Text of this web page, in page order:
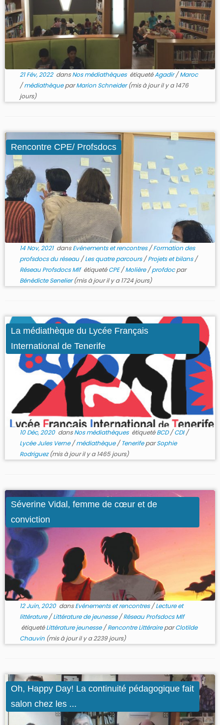
21 Fév, 2022dansNos médiathèques étiquetéAgadir/Maroc
/médiathèqueparMarion Schneider(mis à jour il y a 1476
jours)
Rencontre CPE/ Profsdocs
14 Nov, 2021dansEvénements et rencontres/Formation des
profsdocs du réseau/Les quatre parcours/Projets et bilans/
Réseau Profsdocs Mlf étiquetéCPE/Molière/profdocpar
Bénédicte Senelier(mis à jour il y a 1724 jours)
La médiathèque du Lycée Français
International de Tenerife
10 Déc, 2020dansNos médiathèques étiquetéBCD/CDI/
Lycée Jules Verne/médiathèque/TenerifeparSophie
Rodriguez(mis à jour il y a 1465 jours)
Séverine Vidal, femme de cœur et de
conviction
12 Juin, 2020dansEvénements et rencontres/Lecture et
littérature/Littérature de jeunesse/Réseau Profsdocs Mlf
étiquetéLittérature jeunesse/Rencontre LittéraireparClotilde
Chauvin(mis à jour il y a 2239 jours)
Oh, Happy Day! La continuité pédagogique fait
salon chez les ...